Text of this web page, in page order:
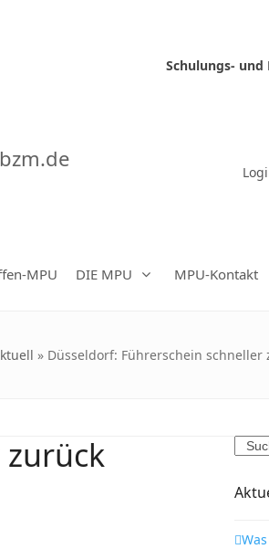
Schulungs-
MPU DIE MPU MPU-Kontakt
» Düsseldorf: Führerschein